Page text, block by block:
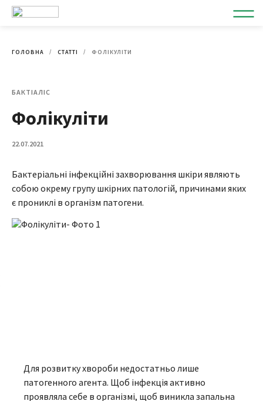
ГОЛОВНА СТАТТІ ФОЛІКУЛІТИ
БАКТІАЛІС
Фолікуліти
22.07.2021
Бактеріальні інфекційні захворювання шкіри являють
собою окрему групу шкірних патологій, причинами яких
є прониклі в організм патогени.
Для розвитку хвороби недостатньо лише
патогенного агента. Щоб інфекція активно
проявляла себе в організмі, щоб виникла запальна